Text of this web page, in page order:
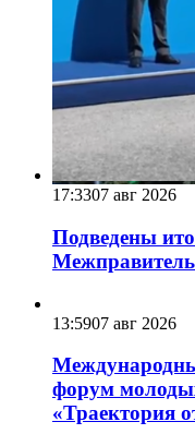
17:3307 авг 2026
Подведены
13:5907 авг 2026
форум
«Траектория